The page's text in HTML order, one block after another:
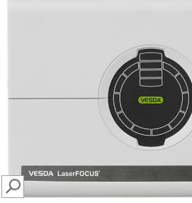
SEARCH